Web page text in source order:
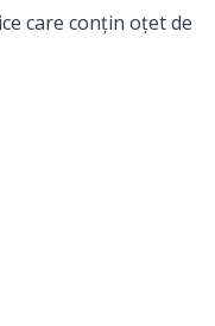
care conțin oțet de